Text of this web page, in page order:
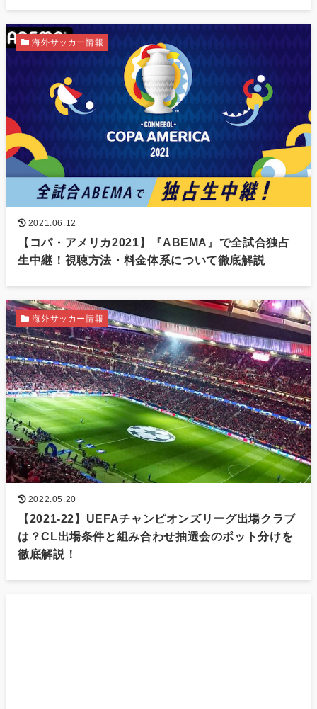
2021.06.12
【コパ・アメリカ2021】『ABEMA』で全試合独占
生中継！視聴方法・料金体系について徹底解説
海外サッカー情報
2022.05.20
【2021-22】UEFAチャンピオンズリーグ出場クラブ
は？CL出場条件と組み合わせ抽選会のポット分けを
徹底解説！
海外サッカー情報